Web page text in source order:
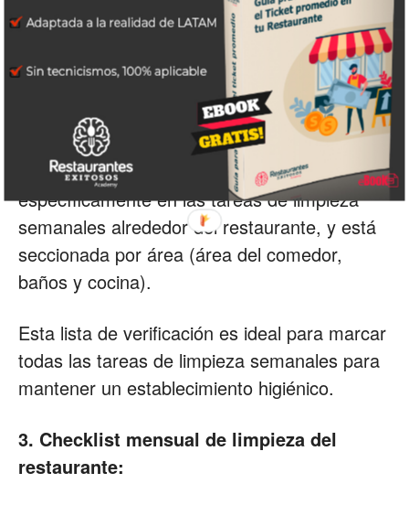
los baños.
2. Checklist de limpieza semanal del
Esta práctica lista de verificación de limpieza
semanal del restaurante se centra
específicamente en las tareas de limpieza
semanales alrededor del restaurante, y está
seccionada por área (área del comedor,
baños y cocina).
Esta lista de verificación es ideal para marcar
todas las tareas de limpieza semanales para
mantener un establecimiento higiénico.
3. Checklist mensual de limpieza del
restaurante: